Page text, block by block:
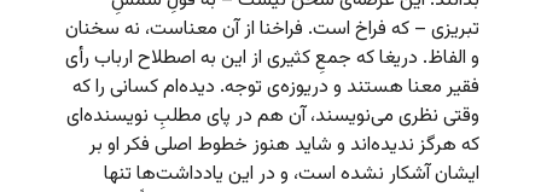
تبریزی – که فراخ است. فراخنا از آن معناست، نه سخنان
و الفاظ. دریغا که جمعِ کثیری از این به اصطلاح ارباب رأی
فقیر معنا هستند و دریوزه‌ی توجه. دیده‌ام کسانی را که
وقتی نظری می‌نویسند، آن هم در پای مطلبِ‌ نویسنده‌ای
که هرگز ندیده‌اند و شاید هنوز خطوط اصلی فکر او بر
ایشان آشکار نشده است،‌ و در این یادداشت‌ها تنها